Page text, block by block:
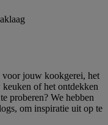
voor jouw kookgerei, het
of het ontdekken
proberen? We hebben
om inspiratie uit op te